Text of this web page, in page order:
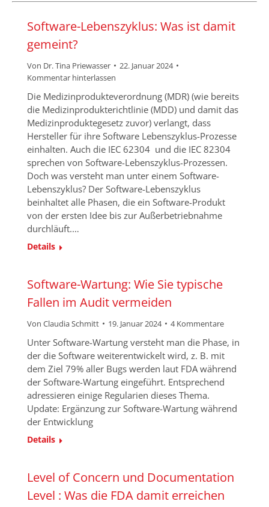
Software-Lebenszyklus: Was ist damit
gemeint?
Von Dr. Tina Priewasser
22. Januar 2024
Kommentar hinterlassen
Die Medizinprodukteverordnung (MDR) (wie bereits
die Medizinprodukterichtlinie (MDD) und damit das
Medizinproduktegesetz zuvor) verlangt, dass
Hersteller für ihre Software Lebenszyklus-Prozesse
einhalten. Auch die IEC 62304 und die IEC 82304
sprechen von Software-Lebenszyklus-Prozessen.
Doch was versteht man unter einem Software-
Lebenszyklus? Der Software-Lebenszyklus
beinhaltet alle Phasen, die ein Software-Produkt
von der ersten Idee bis zur Außerbetriebnahme
durchläuft.…
Details
Software-Wartung: Wie Sie typische
Fallen im Audit vermeiden
Von Claudia Schmitt 19. Januar 2024 4 Kommentare
Unter Software-Wartung versteht man die Phase, in
der die Software weiterentwickelt wird, z. B. mit
dem Ziel 79% aller Bugs werden laut FDA während
der Software-Wartung eingeführt. Entsprechend
adressieren einige Regularien dieses Thema.
Update: Ergänzung zur Software-Wartung während
der Entwicklung
Details
Level of Concern und Documentation
Level : Was die FDA damit erreichen